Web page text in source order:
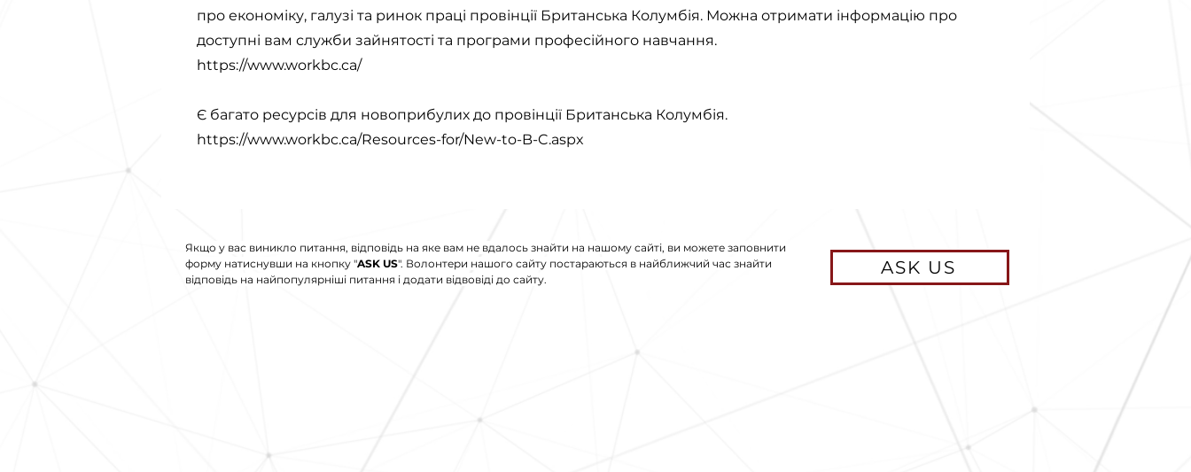
про економіку, галузі та ринок праці провінції Британська Колумбія. Можна отримати інформацію про
доступні вам служби зайнятості та програми професійного навчання.
https://www.workbc.ca/
Є багато ресурсів для новоприбулих до провінції Британська Колумбія.
https://www.workbc.ca/Resources-for/New-to-B-C.aspx
Якщо у вас виникло питання, відповідь на яке вам не вдалось знайти на нашому сайті, ви можете заповнити
форму натиснувши на кнопку "ASK US". Волонтери нашого сайту постараються в найближчий час знайти
відповідь на найпопулярніші питання і додати відвовіді до сайту.
ASK US